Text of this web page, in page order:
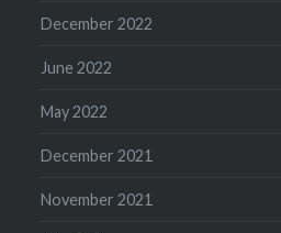
December 2022
June 2022
May 2022
December 2021
November 2021